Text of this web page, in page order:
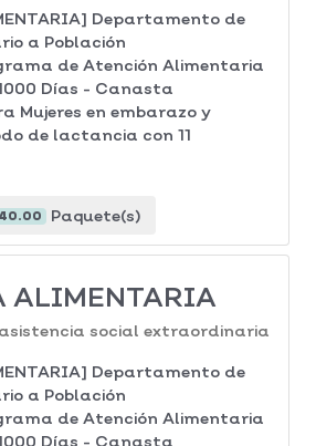
Departamento de
a Población
de Atención Alimentaria
Días - Canasta
Mujeres en embarazo y
de lactancia con 11
Paquete(s)
ALIMENTARIA
social extraordinaria
Departamento de
a Población
de Atención Alimentaria
Días - Canasta